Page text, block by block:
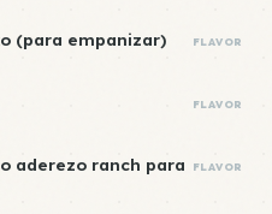
(para empanizar) FLAVOR
FLAVOR
aderezo ranch para
FLAVOR